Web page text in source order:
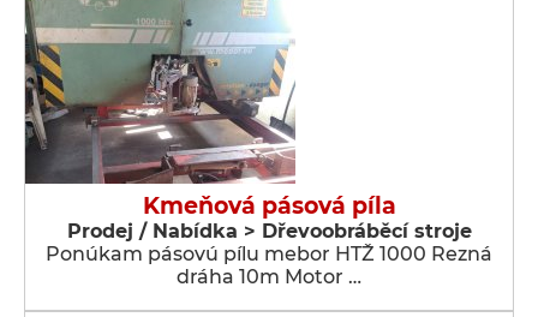
Kmeňová pásová píla
Prodej / Nabídka > Dřevoobráběcí stroje
Ponúkam pásovú pílu mebor HTŽ 1000 Rezná
dráha 10m Motor …